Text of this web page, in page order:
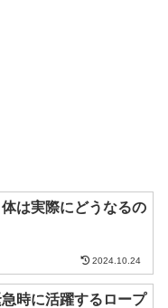
は実際にどうなるの
2024.10.24
時に活躍するロープ